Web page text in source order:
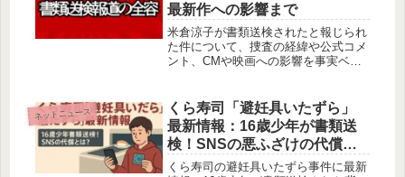
最新作への影響まで
米倉涼子が書類送検されたと報じられ
た件について、捜査の経緯や公式コメ
ント、CMや映画への影響を事実ベー
説します。
ネットニュース
くら寿司「避妊具いたずら」
最新情報：16歳少年が書類送
検！SNSの悪ふざけの代償と
は？
くら寿司の避妊具いたずら事件に最新